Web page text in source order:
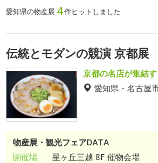
愛知県の物産展 4件ヒットしました
伝統とモダンの競演 京都展
京都の名店が集結
愛知県・名古屋
物産展・観光フェアDATA
開催場
星ヶ丘三越 8F 催物会場